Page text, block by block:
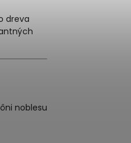
dreva
noblesu